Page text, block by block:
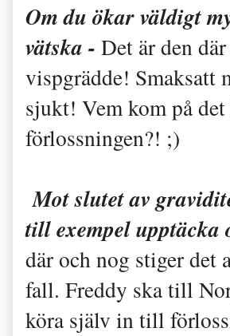
Om du ökar väldigt
vätska - Det är den
vispgrädde!
sjukt! Vem kom på
förlossningen?! ;)
Mot slutet av
till exempel
där och nog stiger
fall. Freddy ska till
köra själv in till